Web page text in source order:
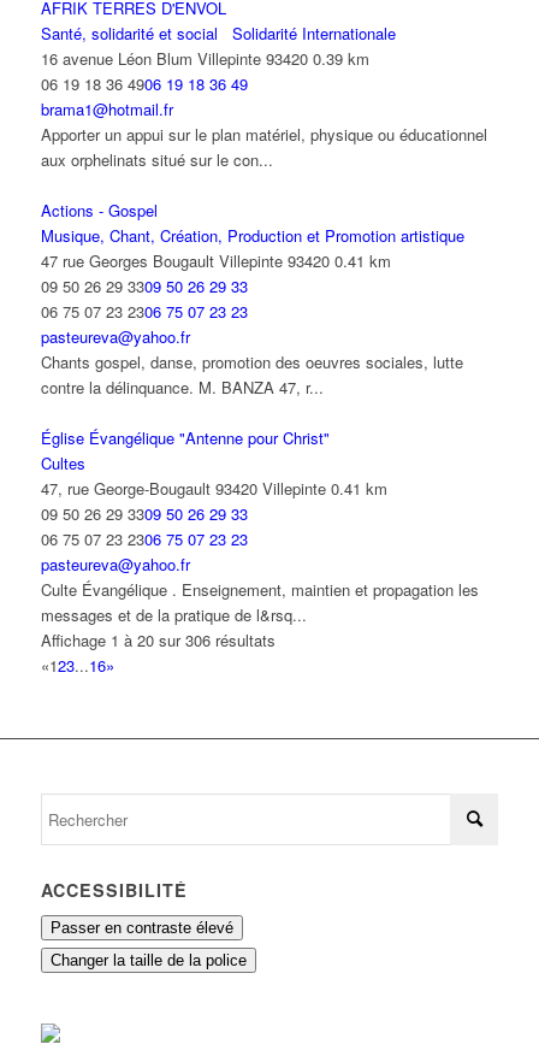
AFRIK TERRES D'ENVOL
Santé, solidarité et social
Solidarité Internationale
16 avenue Léon Blum Villepinte 93420 0.39 km
06 19 18 36 4906 19 18 36 49
brama1@hotmail.fr
Apporter un appui sur le plan matériel, physique ou éducationnel
aux orphelinats situé sur le con...
Actions - Gospel
Musique, Chant, Création, Production et Promotion artistique
47 rue Georges Bougault Villepinte 93420 0.41 km
09 50 26 29 3309 50 26 29 33
06 75 07 23 2306 75 07 23 23
pasteureva@yahoo.fr
Chants gospel, danse, promotion des oeuvres sociales, lutte
contre la délinquance. M. BANZA 47, r...
Église Évangélique "Antenne pour Christ"
Cultes
47, rue George-Bougault 93420 Villepinte 0.41 km
09 50 26 29 3309 50 26 29 33
06 75 07 23 2306 75 07 23 23
pasteureva@yahoo.fr
Culte Évangélique . Enseignement, maintien et propagation les
messages et de la pratique de l&rsq...
Affichage 1 à 20 sur 306 résultats
«123...16»
ACCESSIBILITÉ
Passer en contraste élevé
Changer la taille de la police